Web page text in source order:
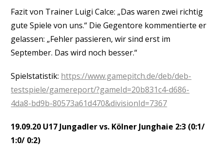
Fazit von Trainer Luigi Calce: „Das waren zwei richtig
gute Spiele von uns.“ Die Gegentore kommentierte er
gelassen: „Fehler passieren, wir sind erst im
September. Das wird noch besser.“
Spielstatistik: https://www.gamepitch.de/deb/deb-
testspiele/gamereport/?gameId=20b831c4-d686-
4da8-bd9b-80573a61d470&divisionId=7367
19.09.20 U17 Jungadler vs. Kölner Junghaie 2:3 (0:1/
1:0/ 0:2)